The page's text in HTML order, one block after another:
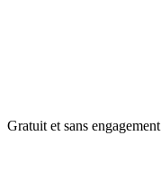
Gratuit et sans engagement